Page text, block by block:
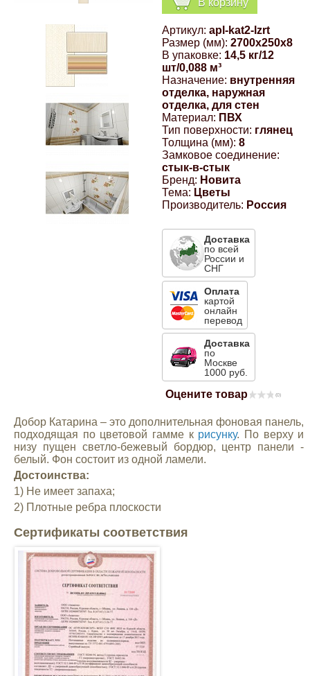
Артикул: apl-kat2-lzrt
Размер (мм): 2700x250x8
В упаковке: 14,5 кг/12
шт/0,088 м³
Назначение: внутренняя
отделка, наружная
отделка, для стен
Материал: ПВХ
Тип поверхности: глянец
Толщина (мм): 8
Замковое соединение:
стык-в-стык
Бренд: Новита
Тема: Цветы
Производитель: Россия
Доставка
по всей
России и
СНГ
Оплата
картой
онлайн
перевод
Доставка
по
Москве
1000 руб.
Оцените товар (0)
Добор Катарина – это дополнительная фоновая панель,
подходящая по цветовой гамме к рисунку. По верху и
низу пущен светло-бежевый бордюр, центр панели -
белый. Фон состоит из одной ламели.
Достоинства:
1) Не имеет запаха;
2) Плотные ребра плоскости
Сертификаты соответствия
Компрессионные фитинги Poliext
Suzuki
Toyota
Volkswagen
УАЗ
Дополнительные товары
Флуоресцентные краски
Шпатлевки, штукатурки
Эмали универсальные акриловые
Магнитные панели на холодильник